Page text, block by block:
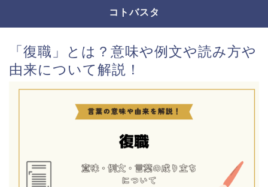
コトバスタ
「復職」とは？意味や例文や読み方や
由来について解説！